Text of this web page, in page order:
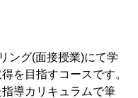
ング(面接授業)にて学
を目指すコースです。
導カリキュラムで筆